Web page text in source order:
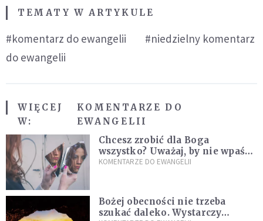
TEMATY W ARTYKULE
#komentarz do ewangelii
#niedzielny komentarz
do ewangelii
WIĘCEJ
W:
KOMENTARZE DO
EWANGELII
Chcesz zrobić dla Boga
wszystko? Uważaj, by nie wpaść
w groźną pułapkę
KOMENTARZE DO EWANGELII
Bożej obecności nie trzeba
szukać daleko. Wystarczy